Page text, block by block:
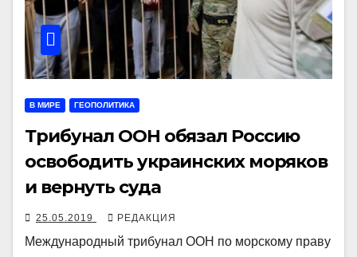
В МИРЕ ГЕОПОЛИТИКА
Трибунал ООН обязал Россию
освободить украинских моряков
и вернуть суда
25.05.2019 РЕДАКЦИЯ
Международный трибунал ООН по морскому праву